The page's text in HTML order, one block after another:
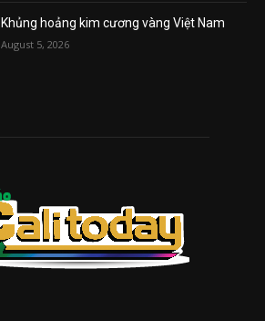
Khủng hoảng kim cương vàng Việt Nam
August 5, 2026